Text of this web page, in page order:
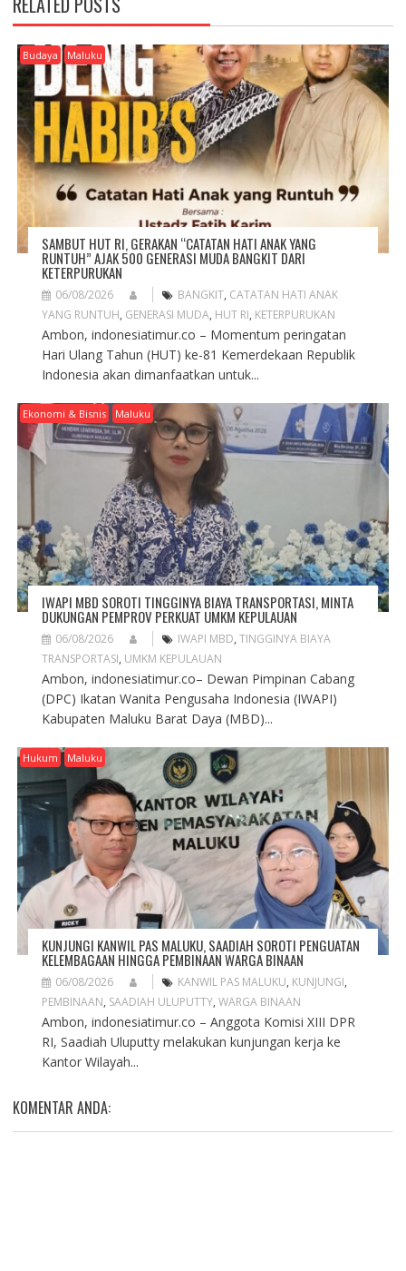
I
G
A
T
O
N
Budaya Maluku
SAMBUT HUT RI, GERAKAN “CATATAN HATI ANAK YANG
RUNTUH” AJAK 500 GENERASI MUDA BANGKIT DARI
KETERPURUKAN
06/08/2026 BANGKIT, CATATAN HATI ANAK
YANG RUNTUH, GENERASI MUDA, HUT RI, KETERPURUKAN
Ambon, indonesiatimur.co – Momentum peringatan
Hari Ulang Tahun (HUT) ke-81 Kemerdekaan Republik
Indonesia akan dimanfaatkan untuk...
Ekonomi & Bisnis Maluku
IWAPI MBD SOROTI TINGGINYA BIAYA TRANSPORTASI, MINTA
DUKUNGAN PEMPROV PERKUAT UMKM KEPULAUAN
06/08/2026 IWAPI MBD, TINGGINYA BIAYA
TRANSPORTASI, UMKM KEPULAUAN
Ambon, indonesiatimur.co– Dewan Pimpinan Cabang
(DPC) Ikatan Wanita Pengusaha Indonesia (IWAPI)
Kabupaten Maluku Barat Daya (MBD)...
Hukum Maluku
KUNJUNGI KANWIL PAS MALUKU, SAADIAH SOROTI PENGUATAN
KELEMBAGAAN HINGGA PEMBINAAN WARGA BINAAN
06/08/2026 KANWIL PAS MALUKU, KUNJUNGI,
PEMBINAAN, SAADIAH ULUPUTTY, WARGA BINAAN
Ambon, indonesiatimur.co – Anggota Komisi XIII DPR
RI, Saadiah Uluputty melakukan kunjungan kerja ke
Kantor Wilayah...
KOMENTAR ANDA: